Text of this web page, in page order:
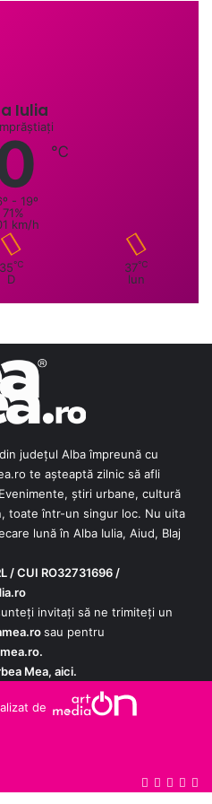
Iulia
℃
- 19º
71%
km/h
35℃
D
37℃
lun
județul Alba împreună cu
te așteaptă zilnic să afli
știri urbane, cultură
toate într-un singur loc. Nu uita
lună în Alba Iulia, Aiud, Blaj
/ CUI RO32731696 /
invitați să ne trimiteți un
sau pentru
.
Mea, aici.
de
YouTube
Google